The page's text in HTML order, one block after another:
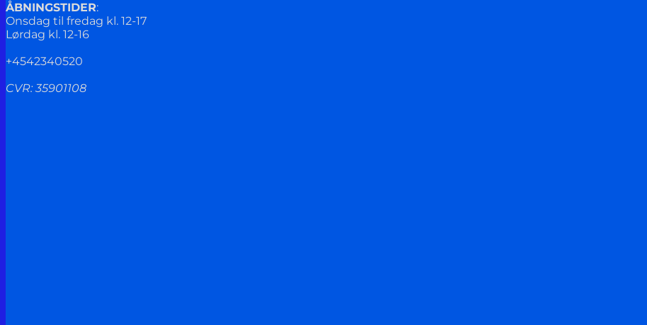
ÅBNINGSTIDER:
Onsdag til fredag kl. 12-17
Lørdag kl. 12-16
+4542340520
CVR: 35901108